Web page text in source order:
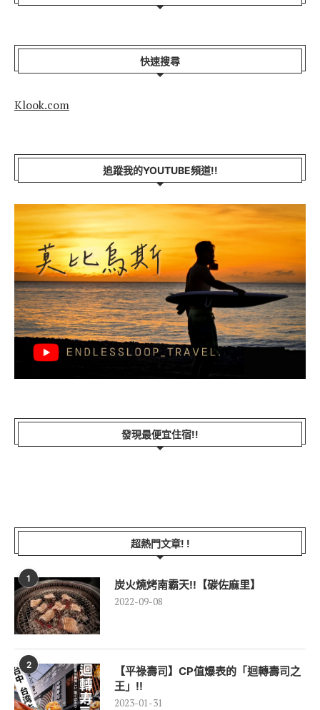
快速搜尋
Klook.com
追蹤我的YOUTUBE頻道!!
發現最便宜住宿!!
超熱門文章! !
1 炭火燒烤南霸天!!【碳佐麻里】
2022-09-08
2
【平祿壽司】CP值爆表的「迴轉壽司之
王」!!
2023-01-31